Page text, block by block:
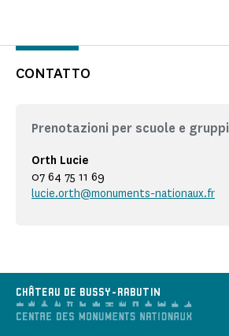
CONTATTO
Prenotazioni per scuole e gruppi
Orth Lucie
07 64 75 11 69
lucie.orth@monuments-nationaux.fr
CHÂTEAU DE BUSSY-RABUTIN